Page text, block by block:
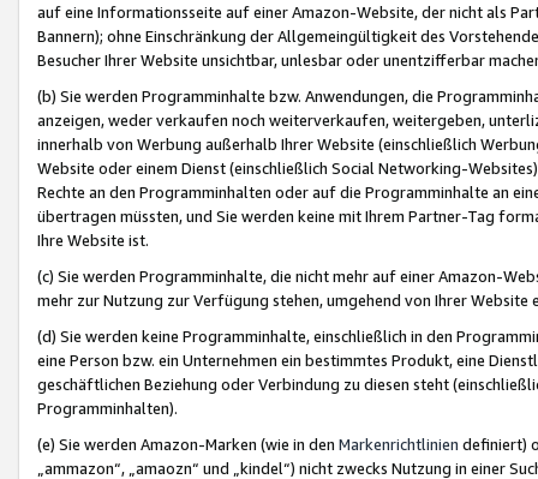
auf eine Informationsseite auf einer Amazon-Website, der nicht als
Bannern); ohne Einschränkung der Allgemeingültigkeit des
Besucher Ihrer Website unsichtbar, unlesbar oder unentzifferbar
(b) Sie werden Programminhalte bzw. Anwendungen, die
anzeigen, weder verkaufen noch weiterverkaufen, weitergeben,
innerhalb von Werbung außerhalb Ihrer Website (einschließlich
Website oder einem Dienst (einschließlich Social Networking-
Rechte an den Programminhalten oder auf die Programminhalte an
übertragen müssten, und Sie werden keine mit Ihrem Partner-Tag
Ihre Website ist.
(c) Sie werden Programminhalte, die nicht mehr auf einer Amazon-
mehr zur Nutzung zur Verfügung stehen, umgehend von Ihrer
(d) Sie werden keine Programminhalte, einschließlich in den
eine Person bzw. ein Unternehmen ein bestimmtes Produkt, eine
geschäftlichen Beziehung oder Verbindung zu diesen steht
Programminhalten).
(e) Sie werden Amazon-Marken (wie in den Markenrichtlinien definiert)
„ammazon“, „amaozn“ und „kindel“) nicht zwecks Nutzung in einer